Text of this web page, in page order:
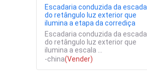
Escadaria conduzida da escada
do retângulo luz exterior que
ilumina a etapa da corrediça
Escadaria conduzida da escada
do retângulo luz exterior que
ilumina a escala ...
-china(Vender)